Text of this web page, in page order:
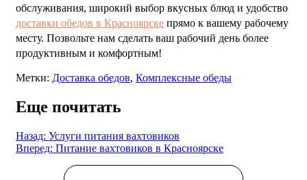
обслуживания, широкий выбор вкусных блюд и удобство
доставки обедов в Красноярске прямо к вашему рабочему
месту. Позвольте нам сделать ваш рабочий день более
продуктивным и комфортным!
Метки: Доставка обедов, Комплексные обеды
Еще почитать
Назад: Услуги питания вахтовиков
Вперед: Питание вахтовиков в Красноярске